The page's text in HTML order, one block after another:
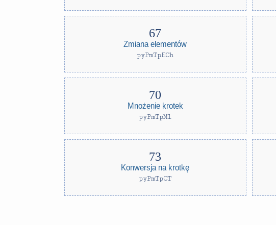
Zmiana elementów
pyPmTpECh
Mnożenie krotek
pyPmTpMl
Konwersja na krotkę
pyPmTpCT